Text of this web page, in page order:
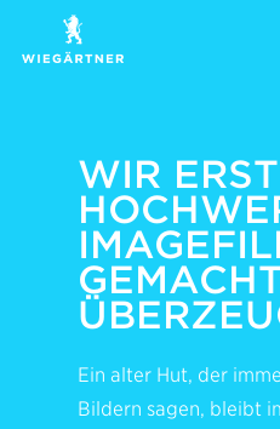
WIR
Ein alter Hut, der
Bildern sagen, bleibt